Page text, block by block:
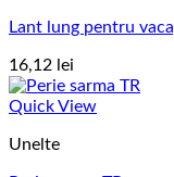
Lant lung pentru
16,12 lei
Quick View
Unelte